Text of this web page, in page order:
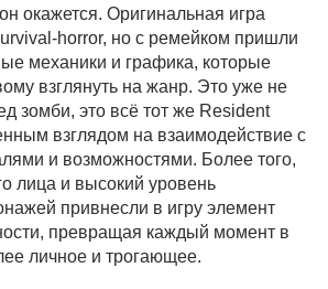
окажется. Оригинальная игра
horror, но с ремейком пришли
механики и графика, которые
взглянуть на жанр. Это уже не
зомби, это всё тот же Resident
взглядом на взаимодействие с
и возможностями. Более того,
лица и высокий уровень
привнесли в игру элемент
превращая каждый момент в
личное и трогающее.